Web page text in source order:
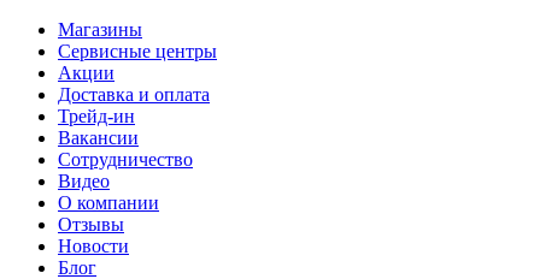
Магазины
Сервисные центры
Акции
Доставка и оплата
Трейд-ин
Вакансии
Сотрудничество
Видео
О компании
Отзывы
Новости
Блог